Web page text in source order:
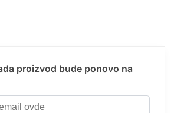
proizvod bude ponovo na